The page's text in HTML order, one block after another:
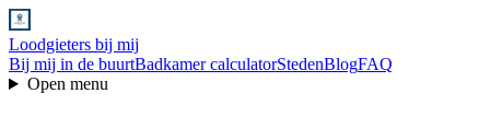
Loodgieters bij mij
Bij mij in de buurtBadkamer calculatorStedenBlogFAQ
Open menu